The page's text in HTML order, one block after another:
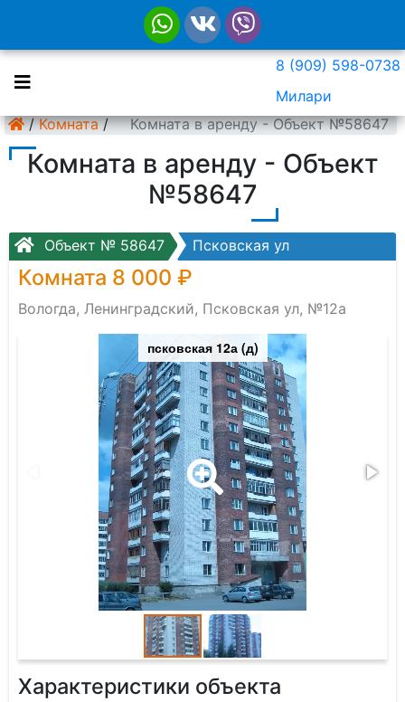
8 (909) 598-0738
Милари
/ Комната / Комната в аренду - Объект №58647
Комната в аренду - Объект
№58647
Объект № 58647 Псковская ул
Комната 8 000 ₽
Вологда, Ленинградский, Псковская ул, №12а
псковская 12а (д)
Характеристики объекта